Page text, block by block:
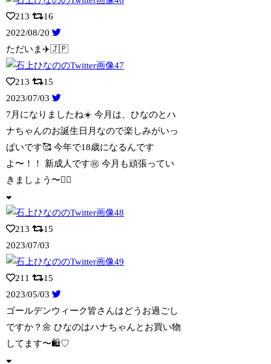
213
16
2022/08/20
ただいま✈️🇯🇵
213
15
2023/07/03
7月になりましたね☀️ 今月は、ひなのとハ
ナちゃんのお誕生日月なので楽しみがいっ
ぱいです🥰 今年で18歳になるんです
よ〜！！ 新成人です㊗️ 今月も頑張ってい
きましょう〜✊🏻
213
15
2023/07/03
211
15
2023/05/03
ゴールデンウィーク皆さんはどうお過ごし
ですか？🌼 ひなのはハナちゃんとお買い物
してます〜🛍️♡